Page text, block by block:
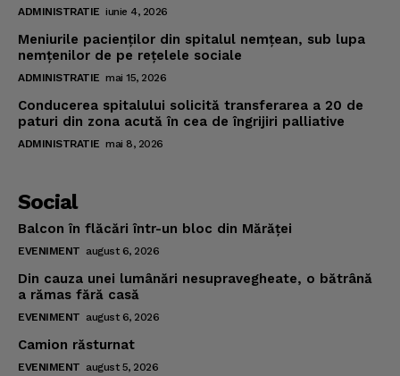
ADMINISTRATIE iunie 4, 2026
Meniurile pacienţilor din spitalul nemţean, sub lupa
nemţenilor de pe reţelele sociale
ADMINISTRATIE mai 15, 2026
Conducerea spitalului solicită transferarea a 20 de
paturi din zona acută în cea de îngrijiri palliative
ADMINISTRATIE mai 8, 2026
Social
Balcon în flăcări într-un bloc din Mărăţei
EVENIMENT august 6, 2026
Din cauza unei lumânări nesupravegheate, o bătrână
a rămas fără casă
EVENIMENT august 6, 2026
Camion răsturnat
EVENIMENT august 5, 2026